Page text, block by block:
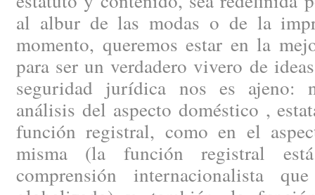
al albur de las modas o de la
momento, queremos estar en la
para ser un verdadero vivero de
seguridad jurídica nos es ajeno:
análisis del aspecto doméstico ,
función registral, como en el
misma (la función registral
comprensión internacionalista